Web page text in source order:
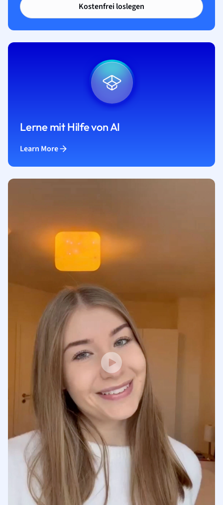
Kostenfrei loslegen
Lerne mit Hilfe von AI
Learn More